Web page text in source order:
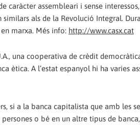
caràcter assembleari i sense
als de la Revolució Integral.
marxa. Més info: http://www.casx.cat
una cooperativa de crèdit
ètica. A l’estat espanyol hi ha varies
si a la banca capitalista que amb les
o bé en un altre tipus de